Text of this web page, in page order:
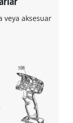
veya aksesuar